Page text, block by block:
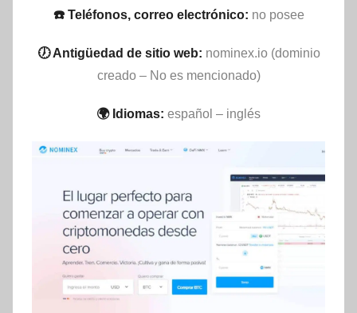
☎️ Teléfonos, correo electrónico: no posee
🕖 Antigüedad de sitio web: nominex.io (dominio
creado – No es mencionado)
🌍 Idiomas: español – inglés